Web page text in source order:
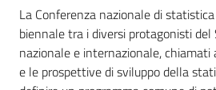
Introduzione
La Conferenza nazionale di
biennale tra i diversi protagonisti
nazionale e internazionale,
e le prospettive di sviluppo della